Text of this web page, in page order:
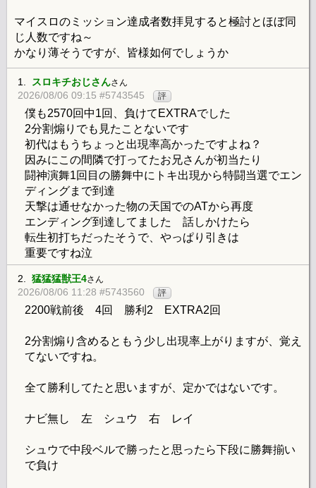
マイスロのミッション達成者数拝見すると極討とほぼ同
じ人数ですね～
かなり薄そうですが、皆様如何でしょうか
1. スロキチおじさんさん
2026/08/06 09:15 #5743545 評
僕も2570回中1回、負けてEXTRAでした
2分割煽りでも見たことないです
初代はもうちょっと出現率高かったですよね？
因みにこの間隣で打ってたお兄さんが初当たり
闘神演舞1回目の勝舞中にトキ出現から特闘当選でエン
ディングまで到達
天撃は通せなかった物の天国でのATから再度
エンディング到達してました 話しかけたら
転生初打ちだったそうで、やっぱり引きは
重要ですね泣
2. 猛猛猛獣王4さん
2026/08/06 11:28 #5743560 評
2200戦前後 4回 勝利2 EXTRA2回
2分割煽り含めるともう少し出現率上がりますが、覚え
てないですね。
全て勝利してたと思いますが、定かではないです。
ナビ無し 左 シュウ 右 レイ
シュウで中段ベルで勝ったと思ったら下段に勝舞揃い
で負け